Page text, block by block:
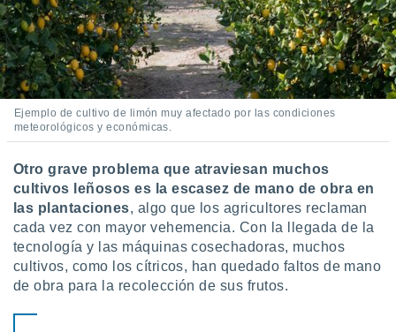
utilizar
crear un
uso de
la
contenido
medir el
de la
el
del
de
o a través
de
Ejemplo de cultivo de limón muy afectado por las condiciones
meteorológicos y económicas.
Otro grave problema que atraviesan muchos
cultivos leñosos es la escasez de mano de obra en
las plantaciones, algo que los agricultores reclaman
cada vez con mayor vehemencia. Con la llegada de la
tecnología y las máquinas cosechadoras, muchos
cultivos, como los cítricos, han quedado faltos de mano
de obra para la recolección de sus frutos.